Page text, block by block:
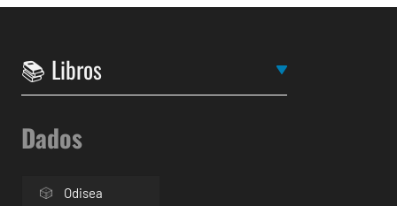
Dados
Odisea